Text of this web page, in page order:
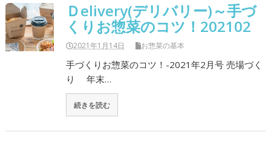
Ｄelivery(デリバリー)～手づ
くりお惣菜のコツ！202102
2021年1月14日 お惣菜の基本
手づくりお惣菜のコツ！-2021年2月号 売場づく
り 年末…
続きを読む